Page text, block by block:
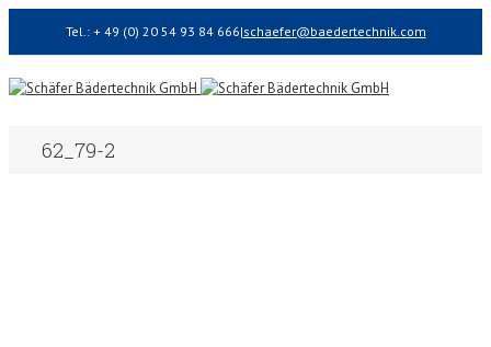
Tel.: + 49 (0) 20 54 93 84 666|schaefer@baedertechnik.com
62_79-2